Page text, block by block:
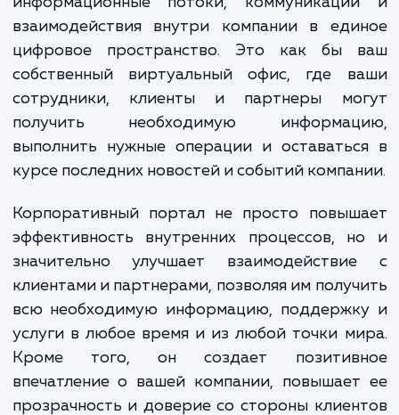
Создание корпоративного портала –
разработка централизованной
информационные потоки,
взаимодействия внутри компании в
цифровое пространство. Это как бы
сотрудники, клиенты и партнеры
получить необходимую
курсе последних новостей и событий
Корпоративный портал не просто
эффективность внутренних процессов,
значительно улучшает